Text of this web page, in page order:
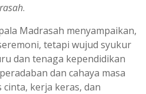
.
Madrasah menyampaikan,
tetapi wujud syukur
dan tenaga kependidikan
dan cahaya masa
kerja keras, dan